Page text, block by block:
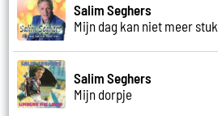
Salim Seghers
Mijn dag kan niet meer stuk
Salim Seghers
Mijn dorpje